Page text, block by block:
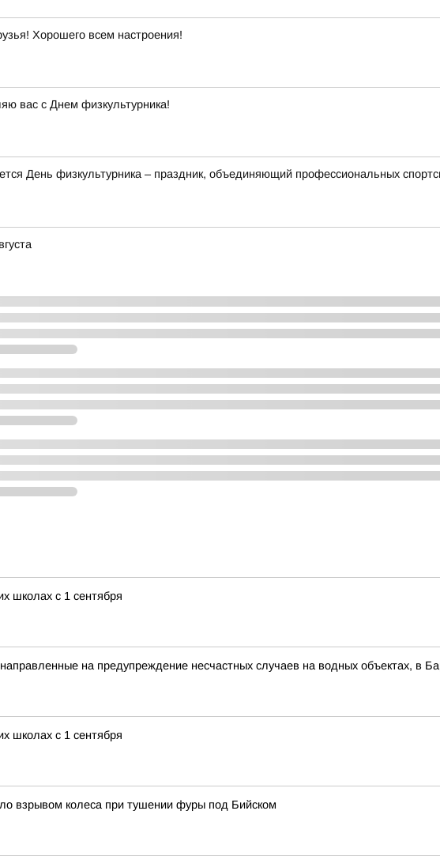
Хорошего всем настроения!
вас с Днем физкультурника!
День физкультурника – праздник, объединяющий профессиональных
школах с 1 сентября
на предупреждение несчастных случаев на водных объектах, в
школах с 1 сентября
взрывом колеса при тушении фуры под Бийском